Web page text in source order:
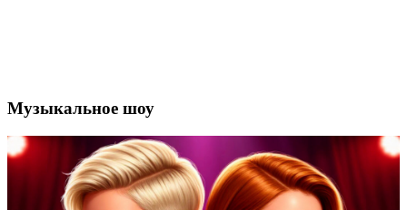
Музыкальное шоу